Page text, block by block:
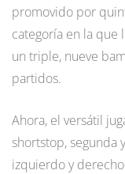
promovido por
categoría en la que
un triple, nueve
partidos.
Ahora, el versátil
shortstop, segunda
izquierdo y